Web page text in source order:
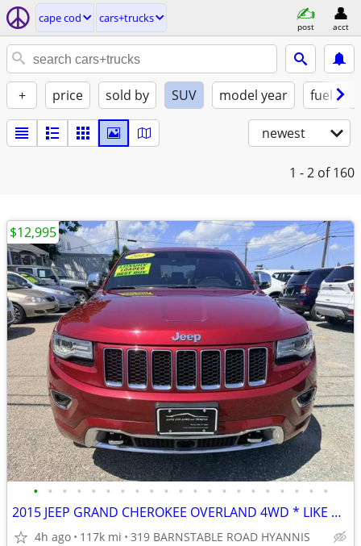
cape cod cars+trucks
post acct
+ price sold by SUV model year fuel
newest
1 - 2 of 160
• • • • • • • • • • • • • • • • • • • • •
2015 JEEP GRAND CHEROKEE OVERLAND 4WD * LIKE NEW * LOADED
4h ago 117k mi 319 BARNSTABLE ROAD HYANNIS
$12,995